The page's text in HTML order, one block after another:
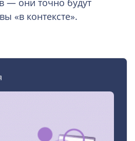
«в контексте».